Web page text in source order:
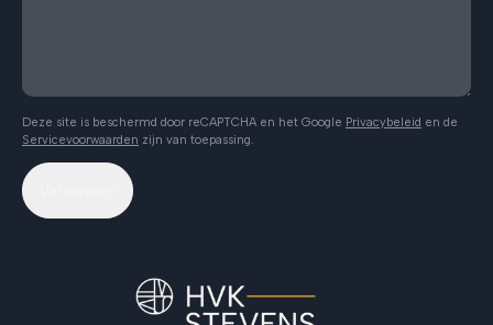
Deze site is beschermd door reCAPTCHA en het Google Privacybeleid en de
Servicevoorwaarden zijn van toepassing.